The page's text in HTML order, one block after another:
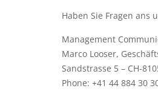
Haben Sie Fragen ans
Management
Marco Looser,
Sandstrasse 5 – CH-
Phone: +41 44 884 30